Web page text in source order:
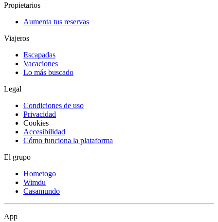
Propietarios
Aumenta tus reservas
Viajeros
Escapadas
Vacaciones
Lo más buscado
Legal
Condiciones de uso
Privacidad
Cookies
Accesibilidad
Cómo funciona la plataforma
El grupo
Hometogo
Wimdu
Casamundo
App